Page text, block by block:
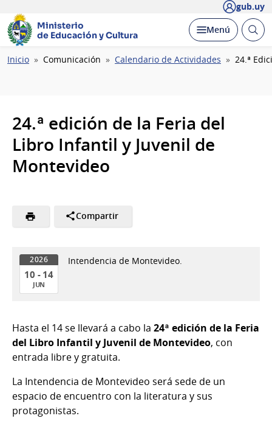
gub.uy
Ministerio
de Educación y Cultura
Desplegar
Menú Abrir
Ruta
Inicio Comunicación Calendario de Actividades 24.ª
24.ª edición de la Feria del
Libro Infantil y Juvenil de
Montevideo
Compartir
2026
10 - 14
JUN
14
de
Jun
2026
Intendencia de Montevideo.
Hasta el 14 se llevará a cabo la 24ª edición de la Feria
del Libro Infantil y Juvenil de Montevideo, con
entrada libre y gratuita.
La Intendencia de Montevideo será sede de un
espacio de encuentro con la literatura y sus
protagonistas.